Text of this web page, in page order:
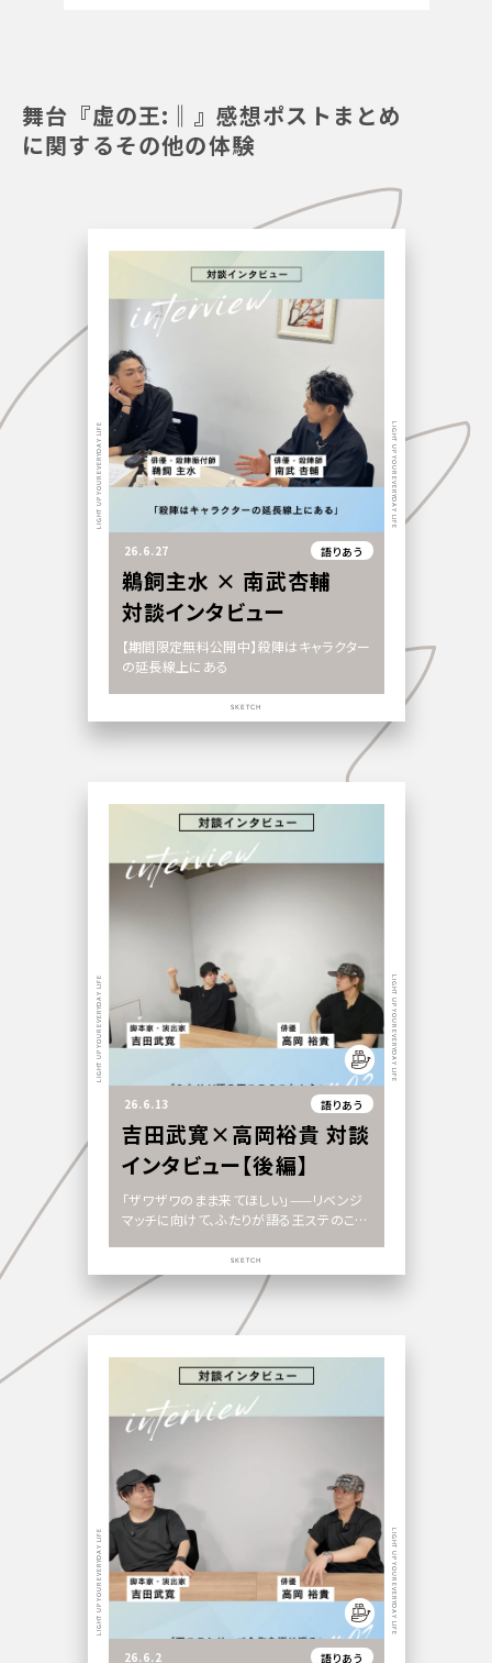
舞台『虚の王:‖』感想ポストまとめ
に関するその他の体験
26.6.27 語りあう
鵜飼主水 × 南武杏輔
対談インタビュー
【期間限定無料公開中】殺陣はキャラクター
の延長線上にある
LIGHT UP YOUR EVERYDAY LIFE LIGHT UP YOUR EVERYDAY LIFE
SKETCH
26.6.13 語りあう
吉田武寛×高岡裕貴 対談
インタビュー【後編】
「ザワザワのまま来てほしい」——リベンジ
マッチに向けて、ふたりが語る王ステのこれ
LIGHT UP YOUR EVERYDAY LIFE LIGHT UP YOUR EVERYDAY LIFE
SKETCH
26.6.2 語りあう
LIGHT UP YOUR EVERYDAY LIFE LIGHT UP YOUR EVERYDAY LIFE